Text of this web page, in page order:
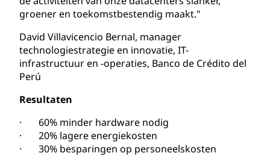
groener en toekomstbestendig maakt."
David Villavicencio Bernal, manager
technologiestrategie en innovatie, IT-
infrastructuur en -operaties, Banco de Crédito del
Perú
Resultaten
· 60% minder hardware nodig
· 20% lagere energiekosten
· 30% besparingen op personeelskosten